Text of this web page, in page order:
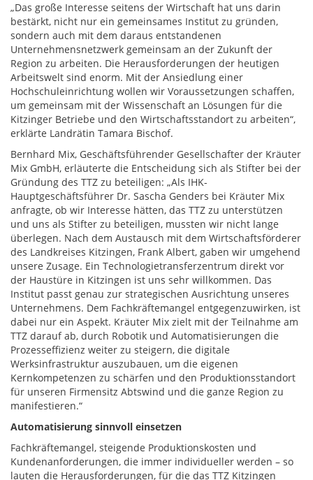
„Das große Interesse seitens der Wirtschaft hat uns darin
bestärkt, nicht nur ein gemeinsames Institut zu gründen,
sondern auch mit dem daraus entstandenen
Unternehmensnetzwerk gemeinsam an der Zukunft der
Region zu arbeiten. Die Herausforderungen der heutigen
Arbeitswelt sind enorm. Mit der Ansiedlung einer
Hochschuleinrichtung wollen wir Voraussetzungen schaffen,
um gemeinsam mit der Wissenschaft an Lösungen für die
Kitzinger Betriebe und den Wirtschaftsstandort zu arbeiten“,
erklärte Landrätin Tamara Bischof.
Bernhard Mix, Geschäftsführender Gesellschafter der Kräuter
Mix GmbH, erläuterte die Entscheidung sich als Stifter bei der
Gründung des TTZ zu beteiligen: „Als IHK-
Hauptgeschäftsführer Dr. Sascha Genders bei Kräuter Mix
anfragte, ob wir Interesse hätten, das TTZ zu unterstützen
und uns als Stifter zu beteiligen, mussten wir nicht lange
überlegen. Nach dem Austausch mit dem Wirtschaftsförderer
des Landkreises Kitzingen, Frank Albert, gaben wir umgehend
unsere Zusage. Ein Technologietransferzentrum direkt vor
der Haustüre in Kitzingen ist uns sehr willkommen. Das
Institut passt genau zur strategischen Ausrichtung unseres
Unternehmens. Dem Fachkräftemangel entgegenzuwirken, ist
dabei nur ein Aspekt. Kräuter Mix zielt mit der Teilnahme am
TTZ darauf ab, durch Robotik und Automatisierungen die
Prozesseffizienz weiter zu steigern, die digitale
Werksinfrastruktur auszubauen, um die eigenen
Kernkompetenzen zu schärfen und den Produktionsstandort
für unseren Firmensitz Abtswind und die ganze Region zu
manifestieren.“
Automatisierung sinnvoll einsetzen
Fachkräftemangel, steigende Produktionskosten und
Kundenanforderungen, die immer individueller werden – so
lauten die Herausforderungen, für die das TTZ Kitzingen